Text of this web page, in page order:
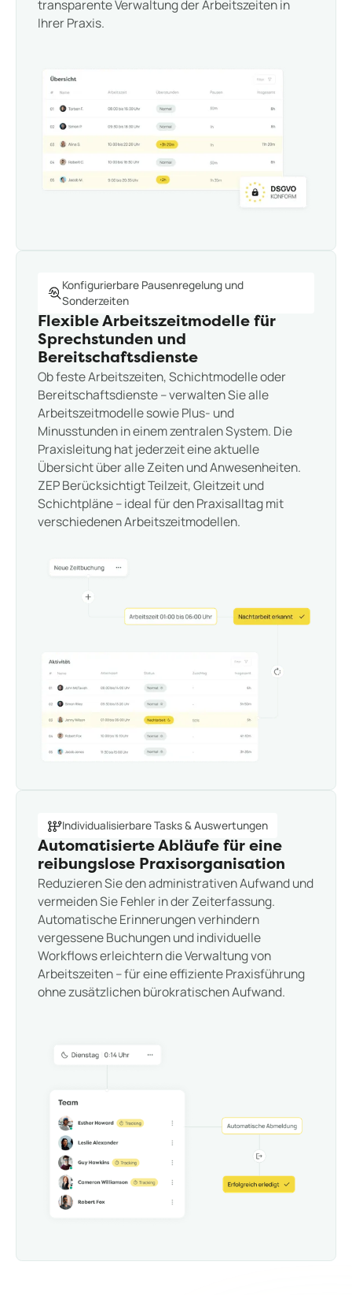
transparente Verwaltung der Arbeitszeiten in
Ihrer Praxis.
Konfigurierbare Pausenregelung und
Sonderzeiten
Flexible Arbeitszeitmodelle für
Sprechstunden und
Bereitschaftsdienste
Ob feste Arbeitszeiten, Schichtmodelle oder
Bereitschaftsdienste – verwalten Sie alle
Arbeitszeitmodelle sowie Plus- und
Minusstunden in einem zentralen System. Die
Praxisleitung hat jederzeit eine aktuelle
Übersicht über alle Zeiten und Anwesenheiten.
ZEP Berücksichtigt Teilzeit, Gleitzeit und
Schichtpläne – ideal für den Praxisalltag mit
verschiedenen Arbeitszeitmodellen.
Individualisierbare Tasks & Auswertungen
Automatisierte Abläufe für eine
reibungslose Praxisorganisation
Reduzieren Sie den administrativen Aufwand und
vermeiden Sie Fehler in der Zeiterfassung.
Automatische Erinnerungen verhindern
vergessene Buchungen und individuelle
Workflows erleichtern die Verwaltung von
Arbeitszeiten – für eine effiziente Praxisführung
ohne zusätzlichen bürokratischen Aufwand.